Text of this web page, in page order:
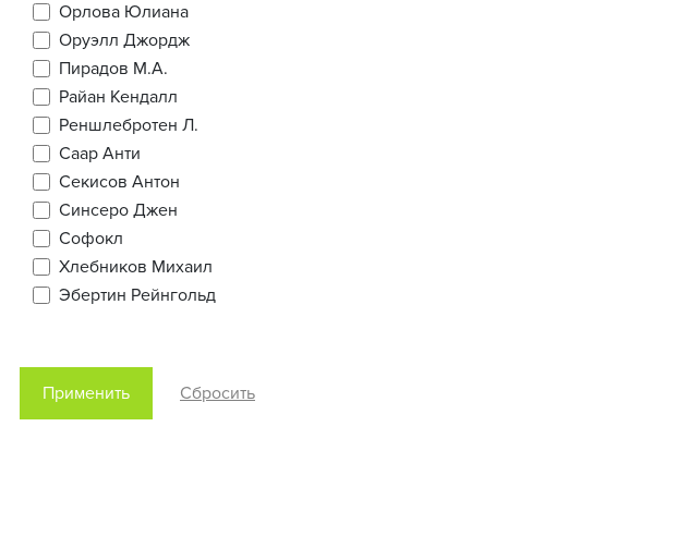
Орлова Юлиана
Оруэлл Джордж
Пирадов М.А.
Райан Кендалл
Реншлебротен Л.
Саар Анти
Секисов Антон
Синсеро Джен
Софокл
Хлебников Михаил
Эбертин Рейнгольд